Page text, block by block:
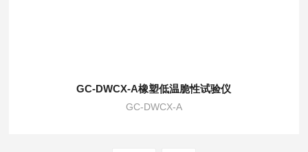
GC-DWCX-A橡塑低温脆性试验仪
GC-DWCX-A